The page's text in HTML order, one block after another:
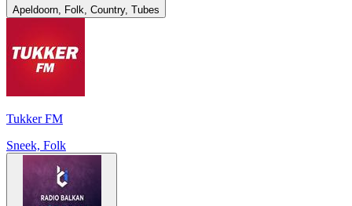
Apeldoorn, Folk, Country, Tubes
Tukker FM
Sneek, Folk